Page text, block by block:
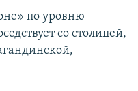
по уровню
со столицей,